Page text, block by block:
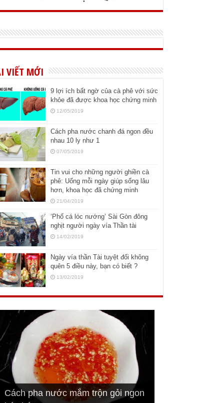
VIẾT MỚI
9 lợi ích bất ngờ của cà phê với sức
khỏe đã được khoa học chứng minh
12/05/2019
Cách pha nước chanh đá ngon đều
nhau 10 ly như 1
07/05/2019
Tin vui cho những người ghiền cà
phê: Uống mỗi ngày giúp sống lâu
hơn, khoa học đã chứng minh
21/04/2019
‘Phố cá lóc nướng’ Sài Gòn đông
nghịt người ngày vía Thần tài
14/02/2019
Ngày vía thần Tài tuyệt đối không
quên 5 điều này, bạn có biết ?
13/02/2019
Cách pha nước mắm trộn gỏi ngon
Cách ướp sườn non nướng ngon
Bật mí cách ướp sườn cơm tấm